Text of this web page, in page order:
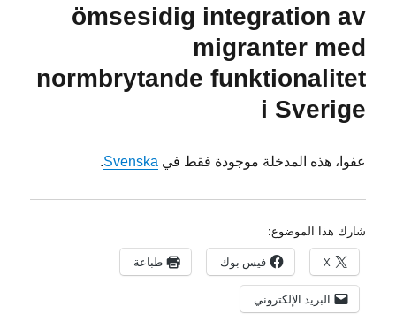
ömsesidig integration av
migranter med
normbrytande funktionalitet
i Sverige
عفوا، هذه المدخلة موجودة فقط في Svenska
.
شارك هذا الموضوع:
X فيس بوك طباعة
البريد الإلكتروني